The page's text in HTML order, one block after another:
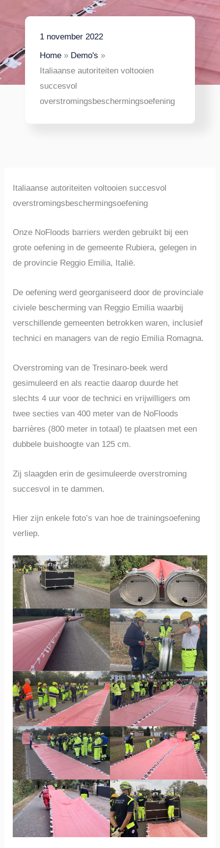
1 november 2022
Home
Demo's
Italiaanse autoriteiten voltooien
succesvol
overstromingsbeschermingsoefening
Italiaanse autoriteiten voltooien succesvol
overstromingsbeschermingsoefening
Onze NoFloods barriers werden gebruikt bij een
grote oefening in de gemeente Rubiera, gelegen in
de provincie Reggio Emilia, Italië.
De oefening werd georganiseerd door de provinciale
civiele bescherming van Reggio Emilia waarbij
verschillende gemeenten betrokken waren, inclusief
technici en managers van de regio Emilia Romagna.
Overstroming van de Tresinaro-beek werd
gesimuleerd en als reactie daarop duurde het
slechts 4 uur voor de technici en vrijwilligers om
twee secties van 400 meter van de NoFloods
barrières (800 meter in totaal) te plaatsen met een
dubbele buishoogte van 125 cm.
Zij slaagden erin de gesimuleerde overstroming
succesvol in te dammen.
Hier zijn enkele foto’s van hoe de trainingsoefening
verliep.